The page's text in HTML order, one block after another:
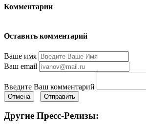
Комментарии
Оставить комментарий
Ваше имя
Ваш email
Введите Ваш комментарий
Отмена Отправить
Другие Пресс-Релизы: